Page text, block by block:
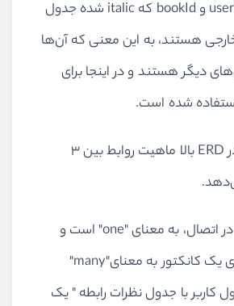
وbookId کهitalic شده جدول
هستند، به این معنی که آن‌ها
دیگر هستند و در اینجا برای
شده است.
ERD
بالا ماهیت روابط بین ۳
اتصال، به معنای "one" است و
یک کانکتور به معنای"many
"
کاربر با جدول نظرات رابطه " یک